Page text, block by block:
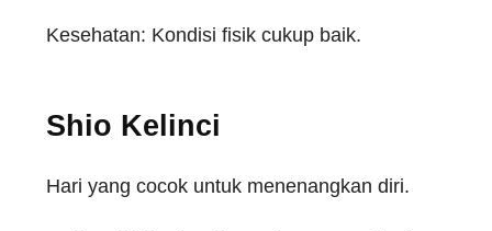
Kesehatan: Kondisi fisik cukup baik.
Shio Kelinci
Hari yang cocok untuk menenangkan diri.